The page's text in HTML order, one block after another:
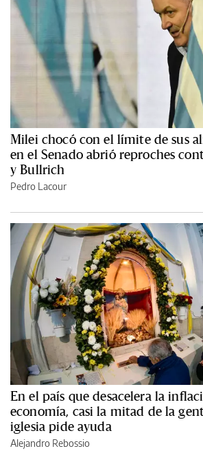
Milei chocó con el límite de sus
en el Senado abrió reproches
y Bullrich
Pedro Lacour
En el país que desacelera la
economía, casi la mitad de la
iglesia pide ayuda
Alejandro Rebossio